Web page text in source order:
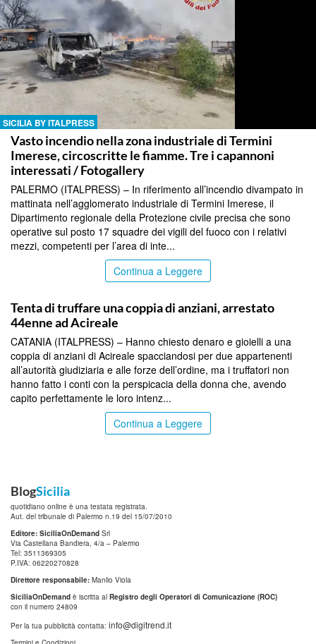
SICILIA BY ITALPRESS
Vasto incendio nella zona industriale di Termini
Imerese, circoscritte le fiamme. Tre i capannoni
interessati / Fotogallery
PALERMO (ITALPRESS) – In riferimento all’incendio divampato in
mattinata nell’agglomerato industriale di Termini Imerese, il
Dipartimento regionale della Protezione civile precisa che sono
operative sul posto 17 squadre dei vigili del fuoco con i relativi
mezzi, competenti per l’area di inte...
Continua a Leggere
Tenta di truffare una coppia di anziani, arrestato
44enne ad Acireale
CATANIA (ITALPRESS) – Hanno chiesto denaro e gioielli a una
coppia di anziani di Acireale spacciandosi per due appartenenti
all’autorità giudiziaria e alle forze dell’ordine, ma i truffatori non
hanno fatto i conti con la perspicacia della donna che, avendo
capito perfettamente le loro intenz...
Continua a Leggere
BlogSicilia
quotidiano online è una testata registrata.
Aut. del tribunale di Palermo n.19 del 15/07/2010
Editore: SiciliaOnDemand Srl
Via Castellana Bandiera, 4/a – Palermo
Tel: 3511369305
P.IVA: 06220270828
Direttore responsabile: Manlio Viola
SiciliaOnDemand è iscritta al Registro degli Operatori di Comunicazione (ROC)
con il numero 24809
Per la tua pubblicità contatta: info@digitrend.it